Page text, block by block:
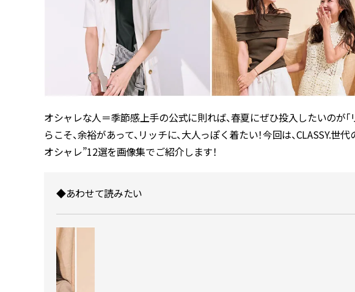
オシャレな人＝季節感上手の公式に則れば、春夏にぜひ投入したいのが
らこそ、余裕があって、リッチに、大人っぽく着たい！今回は、CLASSY.
オシャレ”12選を画像集でご紹介します！
◆あわせて読みたい
BEAUTY
ユニクロ名品も
チ勢の「ないと
ムハック7選 |
ィ]
BEAUTY
【落ちない名
り直しできな
朝の“寝ぐせ直